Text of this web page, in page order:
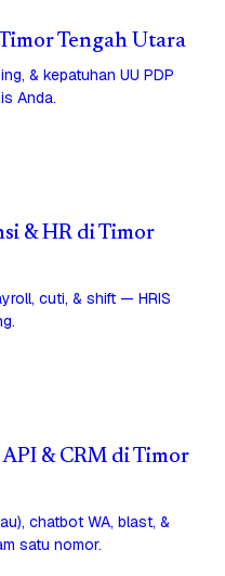
Tengah Utara
& kepatuhan UU PDP
Anda.
& HR di Timor
cuti, & shift — HRIS
API & CRM di Timor
chatbot WA, blast, &
satu nomor.